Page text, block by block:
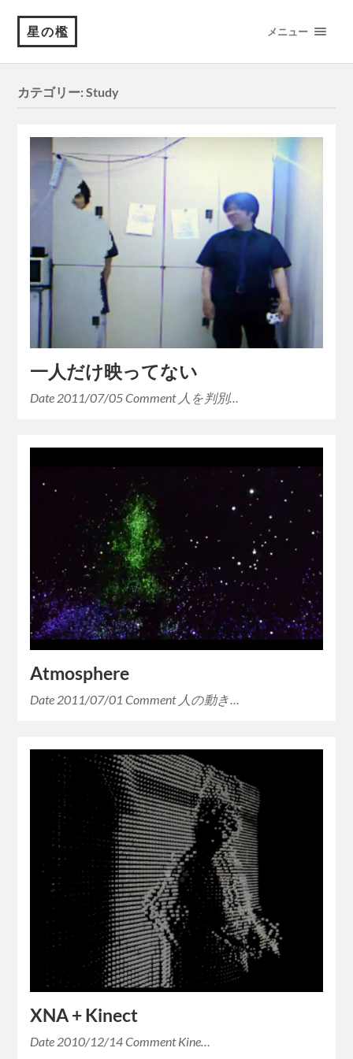
星の檻 メニュー
カテゴリー:Study
一人だけ映ってない
Date 2011/07/05 Comment 人を判別…
Atmosphere
Date 2011/07/01 Comment 人の動き…
XNA + Kinect
Date 2010/12/14 Comment Kine…